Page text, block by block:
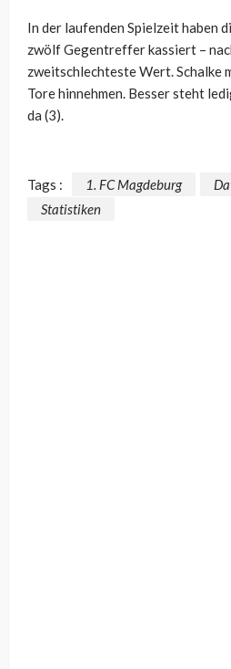
In der laufenden Spielzeit haben
zwölf Gegentreffer kassiert –
zweitschlechteste Wert. Schalke
Tore hinnehmen. Besser steht
da (3).
Tags : 1. FC Magdeburg
Statistiken